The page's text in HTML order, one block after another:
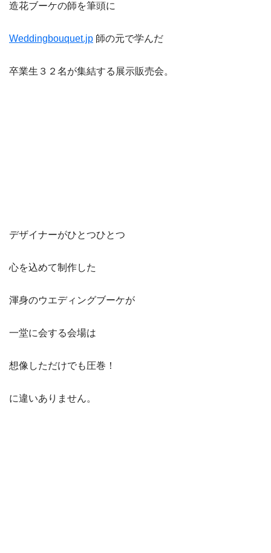
造花ブーケの師を筆頭に
Weddingbouquet.jp 師の元で学んだ
卒業生３２名が集結する展示販売会。
デザイナーがひとつひとつ
心を込めて制作した
渾身のウエディングブーケが
一堂に会する会場は
想像しただけでも圧巻！
に違いありません。